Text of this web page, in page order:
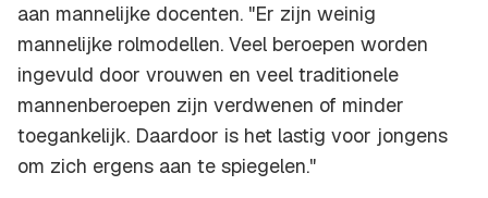
aan mannelijke docenten. "Er zijn weinig
mannelijke rolmodellen. Veel beroepen worden
ingevuld door vrouwen en veel traditionele
mannenberoepen zijn verdwenen of minder
toegankelijk. Daardoor is het lastig voor jongens
om zich ergens aan te spiegelen."